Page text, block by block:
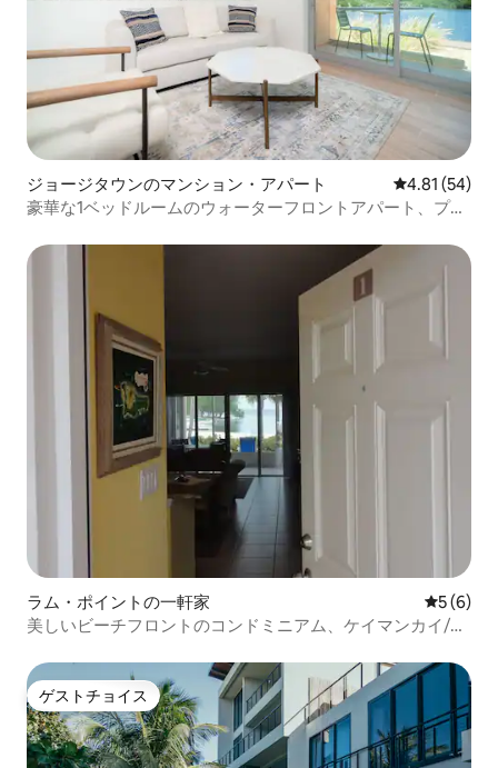
ジョージタウンのマンション・アパート レビュー54
4.81 (54)
豪華な1ベッドルームのウォーターフロントアパート、プー
ラム・ポイントの一軒家 レビュー
5 (6)
美しいビーチフロントのコンドミニアム、ケイマンカイ/ラ
ゲストチョイス
ゲストチョイス